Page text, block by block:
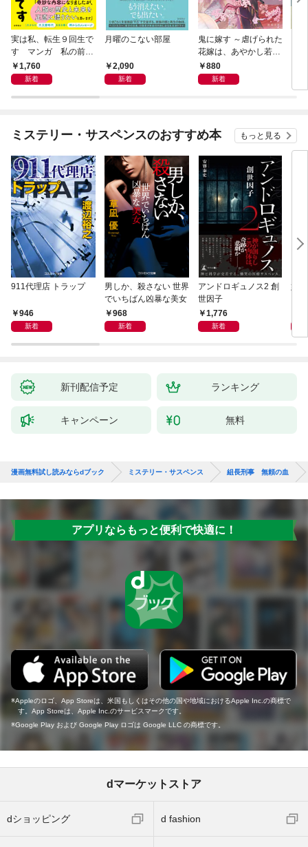
実は私、転生９回生で
す マンガ 私の前世
物語1,760
新着
月曜のこない部屋
2,090
新着
鬼に嫁す ～虐げられた
花嫁は、あやかし若頭
に溺愛される～
880
新着
ミステリー・サスペンスのおすすめ本 もっと見る
911代理店 トラップ
946
新着
男しか、殺さない 世界
でいちばん凶暴な美女
968
新着
アンドロギュノス2 創
世因子
1,776
新着
姐
新刊配信予定 ランキング
キャンペーン 無料
漫画無料試し読みならdブック ミステリー・サスペンス 組長刑事 無頼の血
アプリならもっと便利で快適に！
Appleのロゴ、App Storeは、米国もしくはその他の国や地域におけるApple Inc.の商標で
す。App Storeは、Apple Inc.のサービスマークです。
Google Play および Google Play ロゴは Google LLC の商標です。
dマーケットストア
dショッピング d fashion